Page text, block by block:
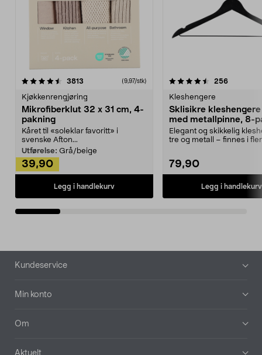
3813 anmeldelser(9,97/stk)
Kjøkkenrengjøring
Mikrofiberklut 32 x 31 cm, 4-
pakning
Kåret til «soleklar favoritt» i
svenske Afton...
Utførelse: Grå/beige
39,90
Legg i handlekurv
4.5av 5 stjerner 256
Kleshengere
Sklisikre
med metallpinne, 8-
Elegant og skikkelig
tre og metall – finnes i
79,90
Legg i handlekurv
4.5av 5 stjerner
Bunntekst
Kundeservice
Min konto
Om
Aktuelt